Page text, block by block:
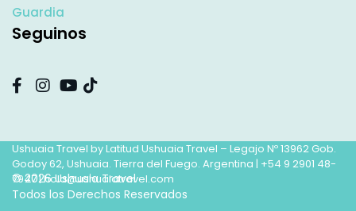
Guardia
Seguinos
Ushuaia Travel by Latitud Ushuaia Travel – Legajo Nº 13962 Gob.
Godoy 62, Ushuaia. Tierra del Fuego. Argentina | +54 9 2901 48-
7947|hola@ushuaiatravel.com
© 2026 Ushuaia Travel
Todos los Derechos Reservados